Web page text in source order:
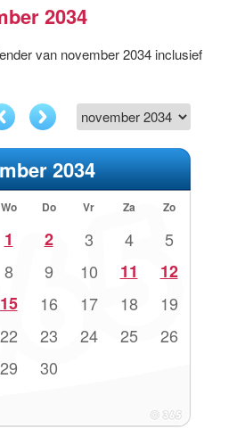
2034
van november 2034 inclusief
2034
Wo Do Vr Za Zo
1 2 3 4 5
8 9 10 11 12
15 16 17 18 19
22 23 24 25 26
29 30